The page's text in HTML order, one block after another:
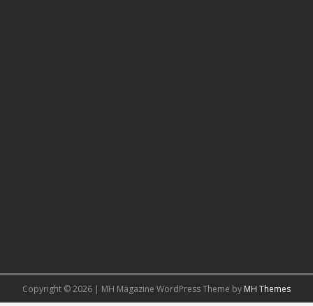
Copyright © 2026 | MH Magazine WordPress Theme by MH Themes